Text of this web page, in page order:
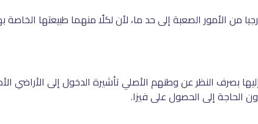
من الأمور الصعبة إلى حد ما، لأن لكلًا منهما طبيعتها
بصرف النظر عن وطنهم الأصلي تأشيرة الدخول إلى الأراضي
الحاجة إلى الحصول على فيزا.